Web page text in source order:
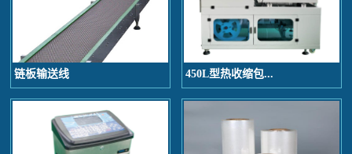
链板输送线 450L型热收缩包...